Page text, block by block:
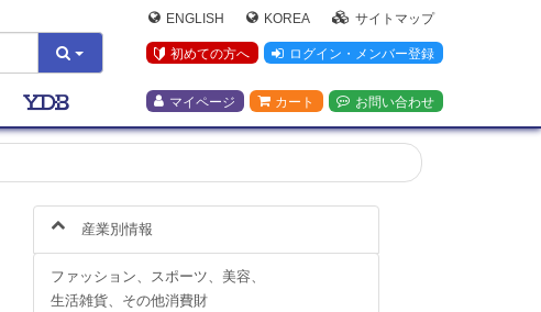
ENGLISH KOREA サイトマップ
初めての方へ ログイン・メンバー登録
マイページ カート お問い合わせ
産業別情報
ファッション、スポーツ、美容、
生活雑貨、その他消費財